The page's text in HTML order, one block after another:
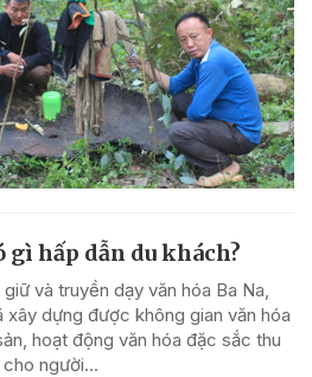
gì hấp dẫn du khách?
và truyền dạy văn hóa Ba Na,
xây dựng được không gian văn hóa
hoạt động văn hóa đặc sắc thu
người...